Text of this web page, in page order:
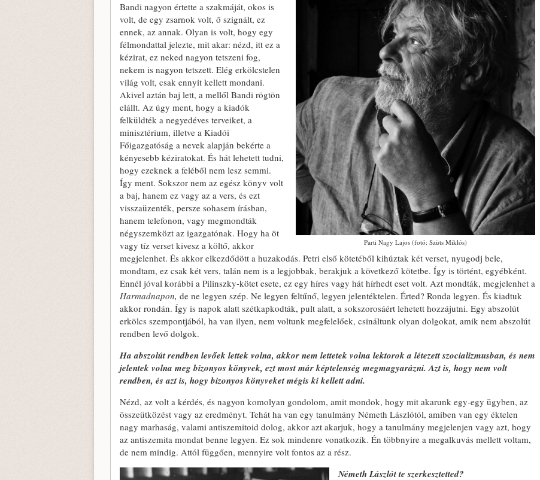
Parti Nagy Lajos (fotó: Szüts Miklós)
Bandi nagyon értette a szakmáját, okos is
volt, de egy zsarnok volt, ő szignált, ez
ennek, az annak. Olyan is volt, hogy egy
félmondattal jelezte, mit akar: nézd, itt ez a
kézirat, ez neked nagyon tetszeni fog,
nekem is nagyon tetszett. Elég erkölcstelen
világ volt, csak ennyit kellett mondani.
Akivel aztán baj lett, a mellől Bandi rögtön
elállt. Az úgy ment, hogy a kiadók
felküldték a negyedéves terveiket, a
minisztérium, illetve a Kiadói
Főigazgatóság a nevek alapján bekérte a
kényesebb kéziratokat. És hát lehetett tudni,
hogy ezeknek a feléből nem lesz semmi.
Így ment. Sokszor nem az egész könyv volt
a baj, hanem ez vagy az a vers, és ezt
visszaüzenték, persze sohasem írásban,
hanem telefonon, vagy megmondták
négyszemközt az igazgatónak. Hogy ha öt
vagy tíz verset kivesz a költő, akkor
megjelenhet. És akkor elkezdődött a huzakodás. Petri első kötetéből kihúztak két verset, nyugodj bele,
mondtam, ez csak két vers, talán nem is a legjobbak, berakjuk a következő kötetbe. Így is történt, egyébként.
Ennél jóval korábbi a Pilinszky-kötet esete, ez egy híres vagy hát hírhedt eset volt. Azt mondták, megjelenhet a
Harmadnapon, de ne legyen szép. Ne legyen feltűnő, legyen jelentéktelen. Érted? Ronda legyen. És kiadtuk
akkor rondán. Így is napok alatt szétkapkodták, pult alatt, a sokszorosáért lehetett hozzájutni. Egy abszolút
erkölcs szempontjából, ha van ilyen, nem voltunk megfelelőek, csináltunk olyan dolgokat, amik nem abszolút
rendben levő dolgok.
Ha abszolút rendben levőek lettek volna, akkor nem lettetek volna lektorok a létezett szocializmusban, és nem
jelentek volna meg bizonyos könyvek, ezt most már képtelenség megmagyarázni. Azt is, hogy nem volt
rendben, és azt is, hogy bizonyos könyveket mégis ki kellett adni.
Nézd, az volt a kérdés, és nagyon komolyan gondolom, amit mondok, hogy mit akarunk egy-egy ügyben, az
összeütközést vagy az eredményt. Tehát ha van egy tanulmány Németh Lászlótól, amiben van egy éktelen
nagy marhaság, valami antiszemitoid dolog, akkor azt akarjuk, hogy a tanulmány megjelenjen vagy azt, hogy
az antiszemita mondat benne legyen. Ez sok mindenre vonatkozik. Én többnyire a megalkuvás mellett voltam,
de nem mindig. Attól függően, mennyire volt fontos az a rész.
Németh Lászlót te szerkesztetted?